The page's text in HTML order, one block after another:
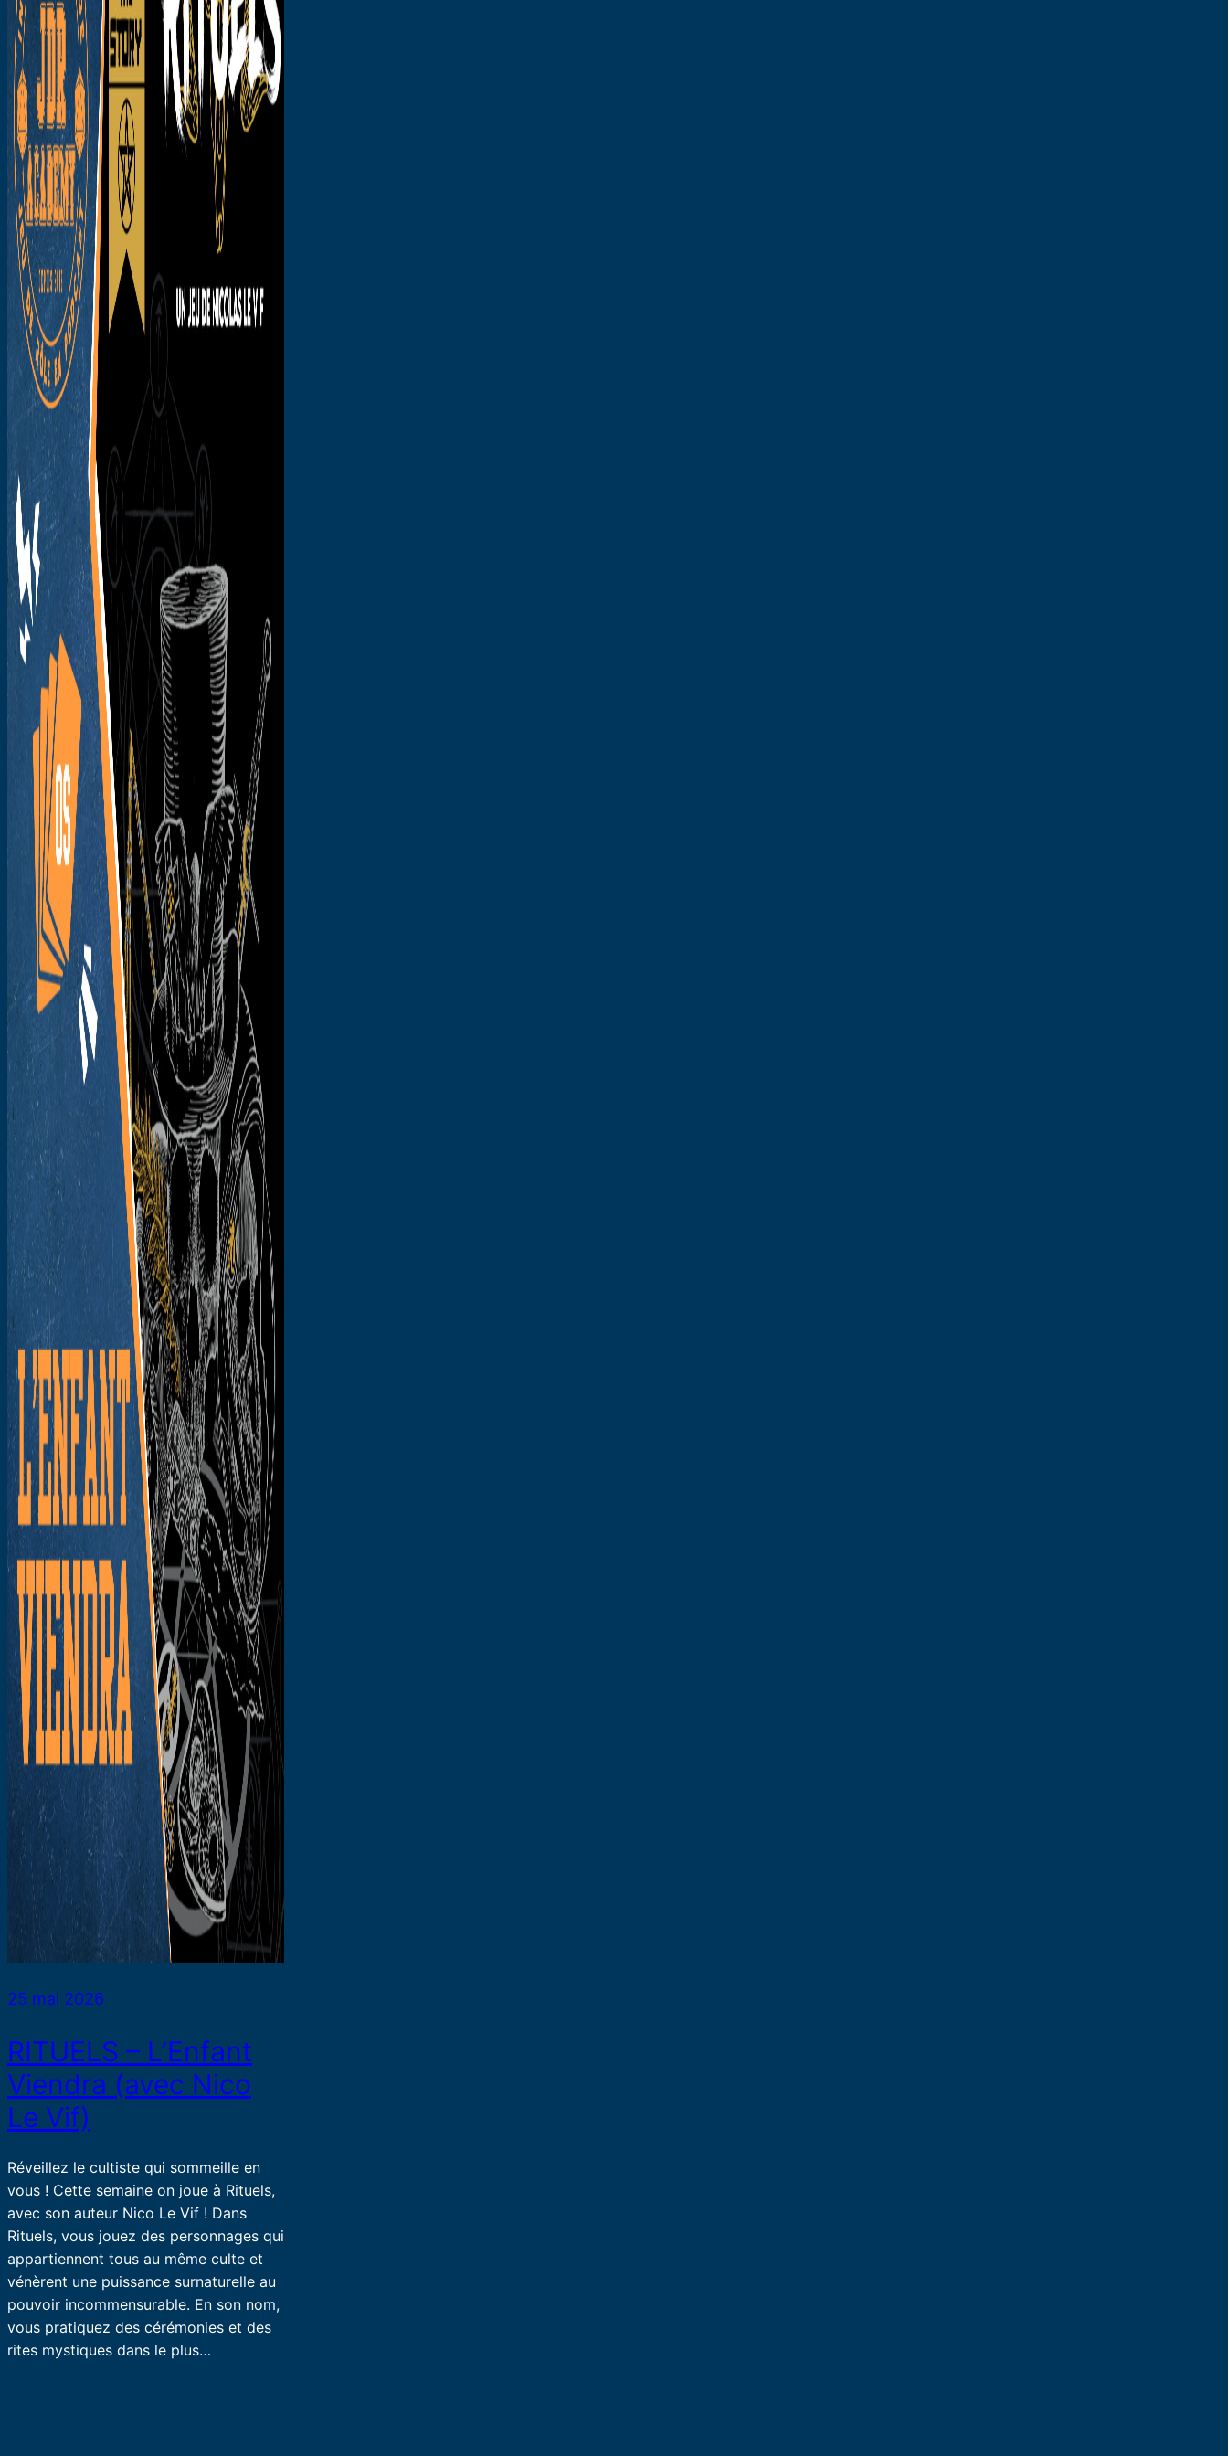
25 mai 2026
RITUELS – L’Enfant
Viendra (avec Nico
Le Vif)
Réveillez le cultiste qui sommeille en
vous ! Cette semaine on joue à Rituels,
avec son auteur Nico Le Vif ! Dans
Rituels, vous jouez des personnages qui
appartiennent tous au même culte et
vénèrent une puissance surnaturelle au
pouvoir incommensurable. En son nom,
vous pratiquez des cérémonies et des
rites mystiques dans le plus…